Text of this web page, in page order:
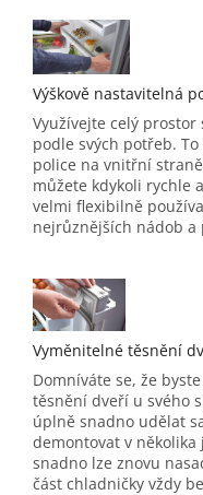
Výškově nastavitelná
Využívejte celý
podle svých potřeb.
police na vnitřní
můžete kdykoli rychle
velmi flexibilně
nejrůznějších nádob a
Vyměnitelné těsnění
Domníváte se, že
těsnění dveří u svého
úplně snadno udělat
demontovat v
snadno lze znovu
část chladničky vždy